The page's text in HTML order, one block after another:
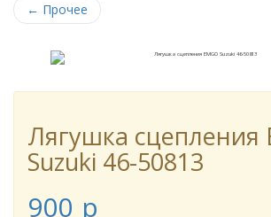
← Прочее
Лягушка сцепления
Suzuki 46-50813
900 p